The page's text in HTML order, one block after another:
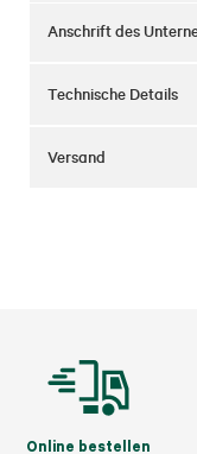
verleihen. Dank
um alle
Tür im
Anschrift des
Technische Details
Versand
Online bestellen